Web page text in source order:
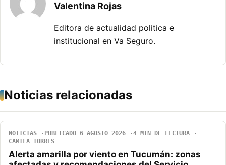
Valentina Rojas
Editora de actualidad politica e
institucional en Va Seguro.
Noticias relacionadas
NOTICIAS PUBLICADO 6 AGOSTO 2026
4 MIN DE LECTURA
CAMILA TORRES
Alerta amarilla por viento en Tucumán: zonas